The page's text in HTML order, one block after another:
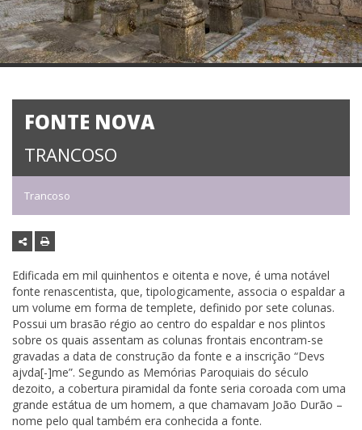
FONTE NOVA
TRANCOSO
Trancoso
Edificada em mil quinhentos e oitenta e nove, é uma notável
fonte renascentista, que, tipologicamente, associa o espaldar a
um volume em forma de templete, definido por sete colunas.
Possui um brasão régio ao centro do espaldar e nos plintos
sobre os quais assentam as colunas frontais encontram-se
gravadas a data de construção da fonte e a inscrição “Devs
ajvda[-]me”. Segundo as Memórias Paroquiais do século
dezoito, a cobertura piramidal da fonte seria coroada com uma
grande estátua de um homem, a que chamavam João Durão –
nome pelo qual também era conhecida a fonte.